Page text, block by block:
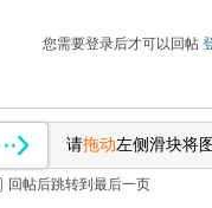
您需要登录后才可以回帖
请拖动左侧滑块将
回帖后跳转到最后一页